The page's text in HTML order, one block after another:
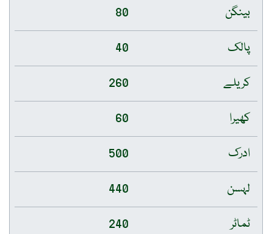
بینگن
80
پالک
40
کریلے
260
کھیرا
60
ادرک
500
لہسن
440
ٹماٹر
240